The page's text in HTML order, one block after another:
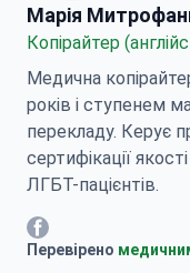
Марія
Марія
Копірайтер
Медична
років і ступенем
перекладу. Керує
сертифікації
ЛГБТ-пацієнтів.
Марія
Перевірено